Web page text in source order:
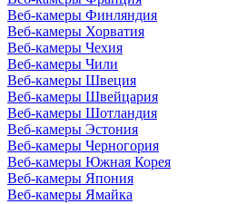
Веб-камеры Финляндия
Веб-камеры Хорватия
Веб-камеры Чехия
Веб-камеры Чили
Веб-камеры Швеция
Веб-камеры Швейцария
Веб-камеры Шотландия
Веб-камеры Эстония
Веб-камеры Черногория
Веб-камеры Южная Корея
Веб-камеры Япония
Веб-камеры Ямайка